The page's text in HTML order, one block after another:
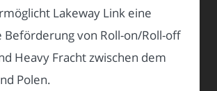
Lakeway Link eine
Beförderung von Roll-on/Roll-off
Heavy Fracht zwischen dem
Polen.